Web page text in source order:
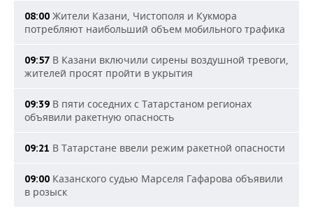
08:00 Жители Казани, Чистополя и Кукмора
потребляют наибольший объем мобильного трафика
09:57 В Казани включили сирены воздушной тревоги,
жителей просят пройти в укрытия
09:39 В пяти соседних с Татарстаном регионах
объявили ракетную опасность
09:21 В Татарстане ввели режим ракетной опасности
09:00 Казанского судью Марселя Гафарова объявили
в розыск